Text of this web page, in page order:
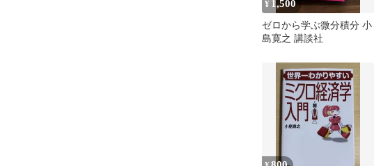
¥ 1,500
ゼロから学ぶ微分積分 小
島寛之 講談社